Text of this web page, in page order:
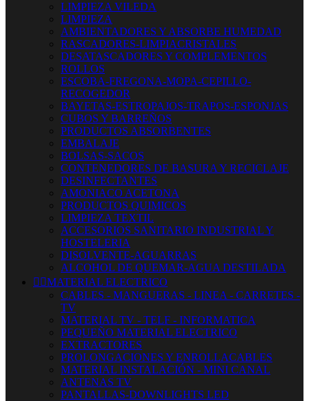
LIMPIEZA VILEDA
LIMPIEZA
AMBIENTADORES Y ABSORBE HUMEDAD
RASCADORES-LIMPIACRISTALES
DESATASCADORES Y COMPLEMENTOS
ROLLOS
ESCOBA-FREGONA-MOPA-CEPILLO-
RECOGEDOR
BAYETAS-ESTROPAJOS-TRAPOS-ESPONJAS
CUBOS Y BARREÑOS
PRODUCTOS ABSORBENTES
EMBALAJE
BOLSAS-SACOS
CONTENEDORES DE BASURA Y RECICLAJE
DESINFECTANTES
AMONIACO ACETONA
PRODUCTOS QUIMICOS
LIMPIEZA TEXTIL
ACCESORIOS SANITARIO INDUSTRIAL Y
HOSTELERIA
DISOLVENTE-AGUARRAS
ALCOHOL DE QUEMAR-AGUA DESTILADA
 MATERIAL ELECTRICO
CABLES - MANGUERAS - LINEA - CARRETES -
TV
MATERIAL TV - TELF - INFORMATICA
PEQUEÑO MATERIAL ELECTRICO
EXTRACTORES
PROLONGACIONES Y ENROLLACABLES
MATERIAL INSTALACIÓN - MINI CANAL
ANTENAS TV
PANTALLAS-DOWNLIGHTS LED